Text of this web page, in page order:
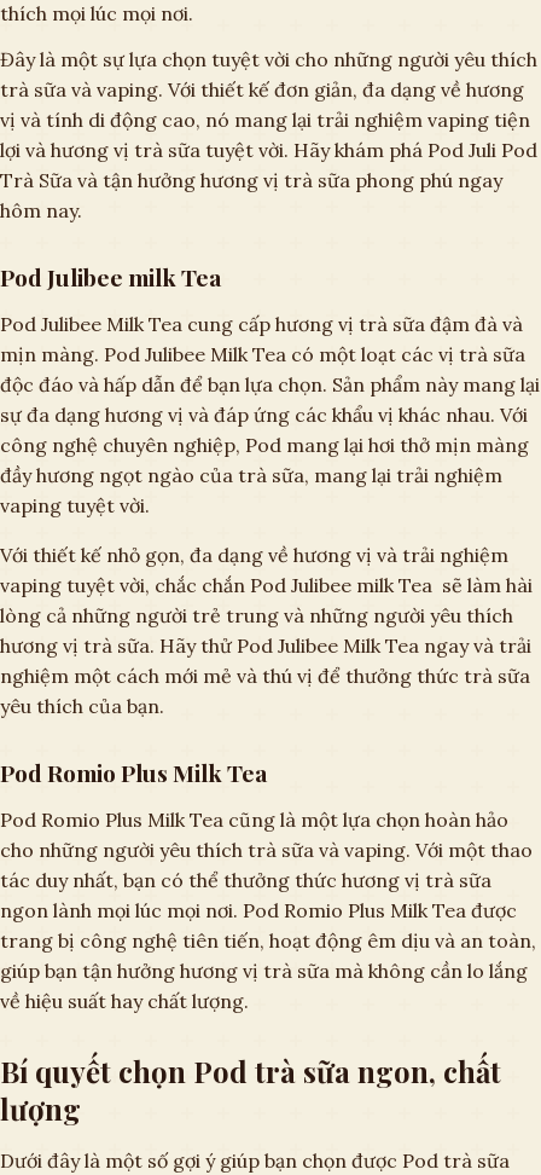
thích mọi lúc mọi nơi.
Đây là một sự lựa chọn tuyệt vời cho những người yêu thích
trà sữa và vaping. Với thiết kế đơn giản, đa dạng về hương
vị và tính di động cao, nó mang lại trải nghiệm vaping tiện
lợi và hương vị trà sữa tuyệt vời. Hãy khám phá Pod Juli Pod
Trà Sữa và tận hưởng hương vị trà sữa phong phú ngay
hôm nay.
Pod Julibee milk Tea
Pod Julibee Milk Tea cung cấp hương vị trà sữa đậm đà và
mịn màng. Pod Julibee Milk Tea có một loạt các vị trà sữa
độc đáo và hấp dẫn để bạn lựa chọn. Sản phẩm này mang lại
sự đa dạng hương vị và đáp ứng các khẩu vị khác nhau. Với
công nghệ chuyên nghiệp, Pod mang lại hơi thở mịn màng
đầy hương ngọt ngào của trà sữa, mang lại trải nghiệm
vaping tuyệt vời.
Với thiết kế nhỏ gọn, đa dạng về hương vị và trải nghiệm
vaping tuyệt vời, chắc chắn Pod Julibee milk Tea sẽ làm hài
lòng cả những người trẻ trung và những người yêu thích
hương vị trà sữa. Hãy thử Pod Julibee Milk Tea ngay và trải
nghiệm một cách mới mẻ và thú vị để thưởng thức trà sữa
yêu thích của bạn.
Pod Romio Plus Milk Tea
Pod Romio Plus Milk Tea cũng là một lựa chọn hoàn hảo
cho những người yêu thích trà sữa và vaping. Với một thao
tác duy nhất, bạn có thể thưởng thức hương vị trà sữa
ngon lành mọi lúc mọi nơi. Pod Romio Plus Milk Tea được
trang bị công nghệ tiên tiến, hoạt động êm dịu và an toàn,
giúp bạn tận hưởng hương vị trà sữa mà không cần lo lắng
về hiệu suất hay chất lượng.
Bí quyết chọn Pod trà sữa ngon, chất
lượng
Dưới đây là một số gợi ý giúp bạn chọn được Pod trà sữa